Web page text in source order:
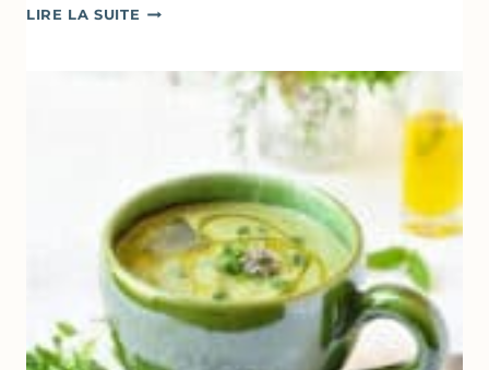
LIRE LA SUITE ABRICOTS
D’ORANGER